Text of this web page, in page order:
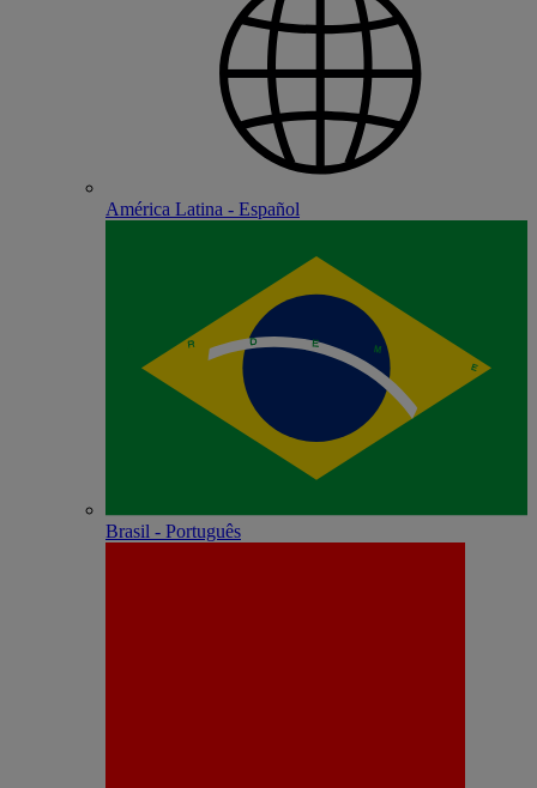
América Latina - Español
Brasil - Português